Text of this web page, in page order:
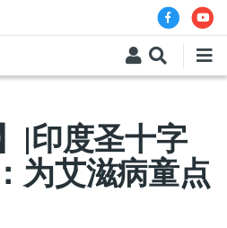
|印度圣十字
为艾滋病童点